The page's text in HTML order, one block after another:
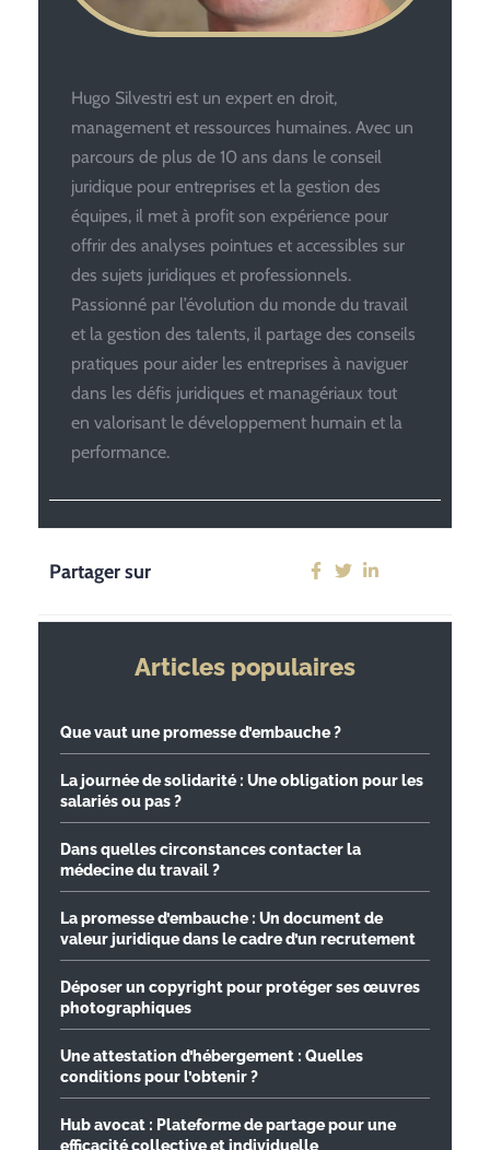
Hugo Silvestri est un expert en droit,
management et ressources humaines. Avec un
parcours de plus de 10 ans dans le conseil
juridique pour entreprises et la gestion des
équipes, il met à profit son expérience pour
offrir des analyses pointues et accessibles sur
des sujets juridiques et professionnels.
Passionné par l’évolution du monde du travail
et la gestion des talents, il partage des conseils
pratiques pour aider les entreprises à naviguer
dans les défis juridiques et managériaux tout
en valorisant le développement humain et la
performance.
Partager sur
Articles populaires
Que vaut une promesse d’embauche ?
La journée de solidarité : Une obligation pour les
salariés ou pas ?
Dans quelles circonstances contacter la
médecine du travail ?
La promesse d’embauche : Un document de
valeur juridique dans le cadre d’un recrutement
Déposer un copyright pour protéger ses œuvres
photographiques
Une attestation d’hébergement : Quelles
conditions pour l’obtenir ?
Hub avocat : Plateforme de partage pour une
efficacité collective et individuelle